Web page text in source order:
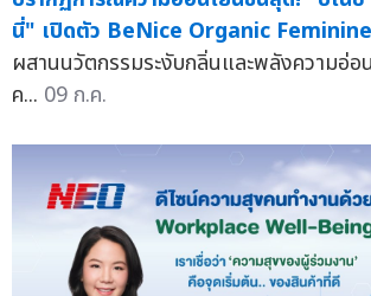
นี่" เปิดตัว BeNice Organic
ผสานนวัตกรรมระงับกลิ่นและพลังความอ่
ค... 09 ก.ค.